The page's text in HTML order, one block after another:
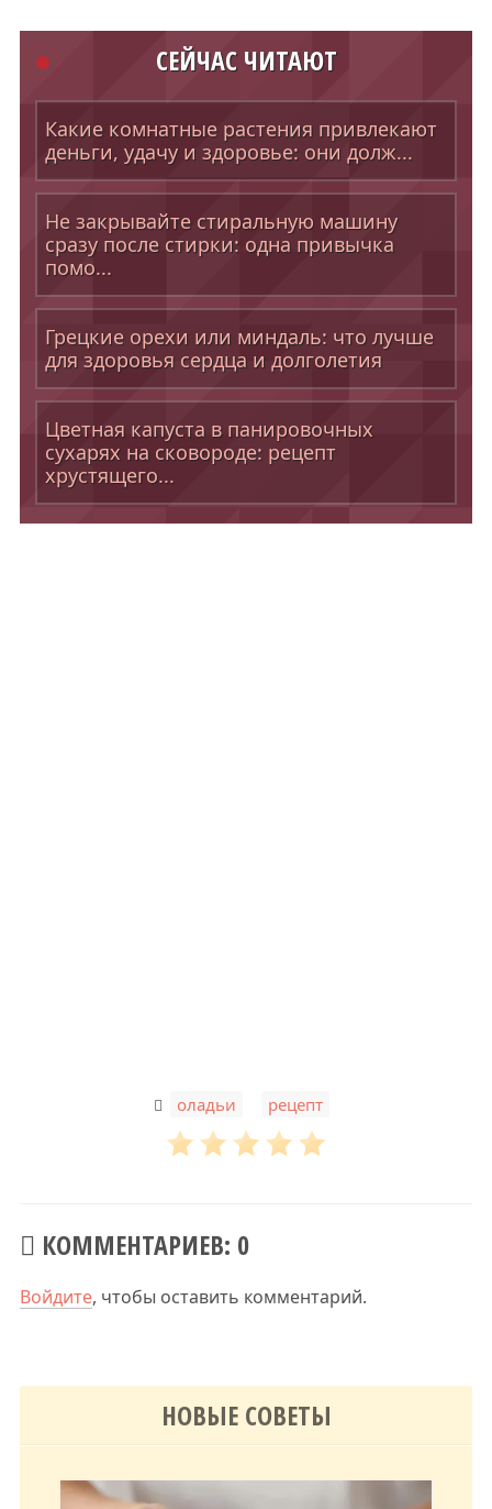
СЕЙЧАС ЧИТАЮТ
Какие комнатные растения привлекают
деньги, удачу и здоровье: они долж...
Не закрывайте стиральную машину
сразу после стирки: одна привычка
помо...
Грецкие орехи или миндаль: что лучше
для здоровья сердца и долголетия
Цветная капуста в панировочных
сухарях на сковороде: рецепт
хрустящего...
оладьи рецепт
КОММЕНТАРИЕВ: 0
Войдите, чтобы оставить комментарий.
НОВЫЕ СОВЕТЫ